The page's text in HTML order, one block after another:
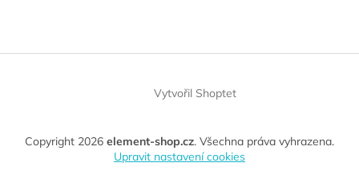
Vytvořil Shoptet
Copyright 2026 element-shop.cz. Všechna práva vyhrazena.
Upravit nastavení cookies